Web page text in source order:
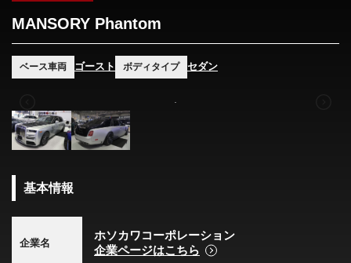
MANSORY Phantom
ベース車両 ゴースト ボディタイプ セダン
基本情報
企業名
ホソカワコーポレーション
企業ページはこちら